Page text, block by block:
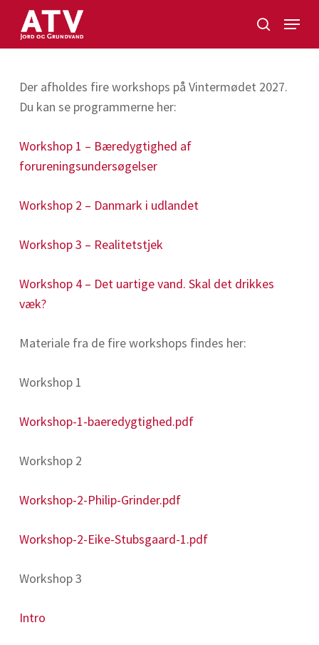
main
search
Menu
Der afholdes fire workshops på Vintermødet 2027.
Du kan se programmerne her:
Workshop 1 – Bæredygtighed af
forureningsundersøgelser
Workshop 2 – Danmark i udlandet
Workshop 3 – Realitetstjek
Workshop 4 – Det uartige vand. Skal det drikkes
væk?
Materiale fra de fire workshops findes her:
Workshop 1
Workshop-1-baeredygtighed.pdf
Workshop 2
Workshop-2-Philip-Grinder.pdf
Workshop-2-Eike-Stubsgaard-1.pdf
Workshop 3
Intro
Close